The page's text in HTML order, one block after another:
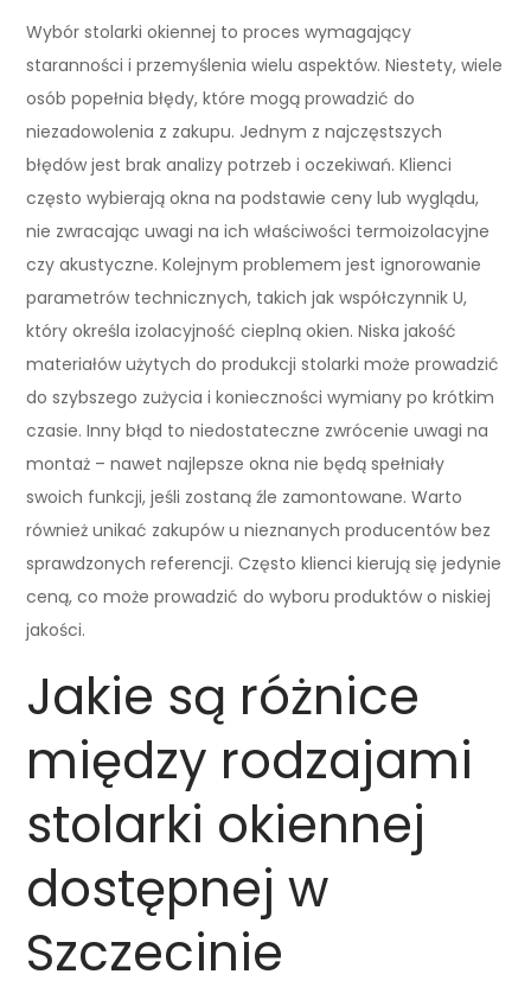
Wybór stolarki okiennej to proces wymagający
staranności i przemyślenia wielu aspektów. Niestety, wiele
osób popełnia błędy, które mogą prowadzić do
niezadowolenia z zakupu. Jednym z najczęstszych
błędów jest brak analizy potrzeb i oczekiwań. Klienci
często wybierają okna na podstawie ceny lub wyglądu,
nie zwracając uwagi na ich właściwości termoizolacyjne
czy akustyczne. Kolejnym problemem jest ignorowanie
parametrów technicznych, takich jak współczynnik U,
który określa izolacyjność cieplną okien. Niska jakość
materiałów użytych do produkcji stolarki może prowadzić
do szybszego zużycia i konieczności wymiany po krótkim
czasie. Inny błąd to niedostateczne zwrócenie uwagi na
montaż – nawet najlepsze okna nie będą spełniały
swoich funkcji, jeśli zostaną źle zamontowane. Warto
również unikać zakupów u nieznanych producentów bez
sprawdzonych referencji. Często klienci kierują się jedynie
ceną, co może prowadzić do wyboru produktów o niskiej
jakości.
Jakie są różnice
między rodzajami
stolarki okiennej
dostępnej w
Szczecinie